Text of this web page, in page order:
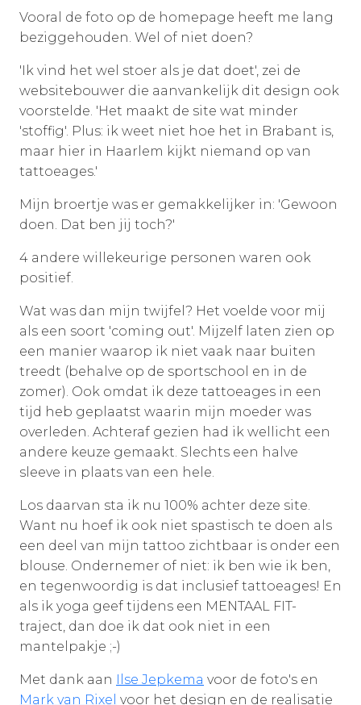
Vooral de foto op de homepage heeft me lang
beziggehouden. Wel of niet doen?
'Ik vind het wel stoer als je dat doet', zei de
websitebouwer die aanvankelijk dit design ook
voorstelde. 'Het maakt de site wat minder
'stoffig'. Plus: ik weet niet hoe het in Brabant is,
maar hier in Haarlem kijkt niemand op van
tattoeages.'
Mijn broertje was er gemakkelijker in: 'Gewoon
doen. Dat ben jij toch?'
4 andere willekeurige personen waren ook
positief.
Wat was dan mijn twijfel? Het voelde voor mij
als een soort 'coming out'. Mijzelf laten zien op
een manier waarop ik niet vaak naar buiten
treedt (behalve op de sportschool en in de
zomer). Ook omdat ik deze tattoeages in een
tijd heb geplaatst waarin mijn moeder was
overleden. Achteraf gezien had ik wellicht een
andere keuze gemaakt. Slechts een halve
sleeve in plaats van een hele.
Los daarvan sta ik nu 100% achter deze site.
Want nu hoef ik ook niet spastisch te doen als
een deel van mijn tattoo zichtbaar is onder een
blouse. Ondernemer of niet: ik ben wie ik ben,
en tegenwoordig is dat inclusief tattoeages! En
als ik yoga geef tijdens een MENTAAL FIT-
traject, dan doe ik dat ook niet in een
mantelpakje ;-)
Met dank aan Ilse Jepkema voor de foto's en
Mark van Rixel voor het design en de realisatie